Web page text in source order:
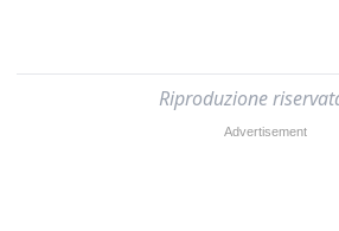
Riproduzione